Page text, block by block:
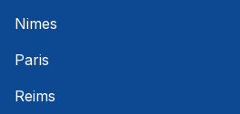
Nimes
Paris
Reims